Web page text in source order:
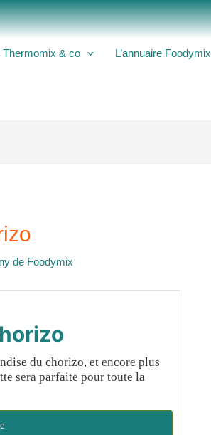
& co L’annuaire Foodymix
de Foodymix
du chorizo, et encore plus
sera parfaite pour toute la